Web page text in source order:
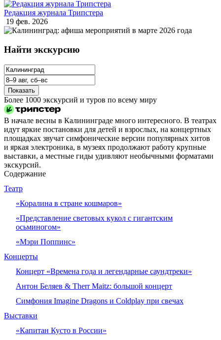
Редакция журнала Трипстера
19 фев. 2026
Найти экскурсию
Показать
Более 1000 экскурсий и туров по всему миру
В начале весны в Калининграде много интересного. В театрах
идут яркие постановки для детей и взрослых, на концертных
площадках звучат симфонические версии популярных хитов
и яркая электроника, в музеях продолжают работу крупные
выставки, а местные гиды удивляют необычными форматами
экскурсий.
Содержание
Театр
«Коралина в стране кошмаров»
«Представление световых кукол с гигантским
осьминогом»
«Мэри Поппинс»
Концерты
Концерт «Времена года и легендарные саундтреки»
Антон Беляев & Therr Maitz: большой концерт
Симфония Imagine Dragons и Coldplay при свечах
Выставки
«Капитан Кусто в России»